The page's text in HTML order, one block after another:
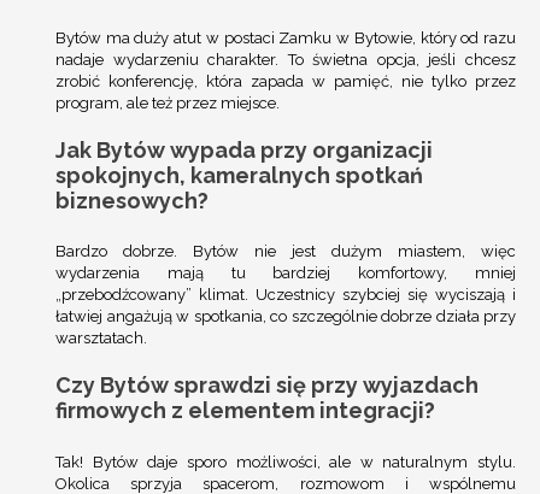
Bytów ma duży atut w postaci Zamku w Bytowie, który od razu
nadaje wydarzeniu charakter. To świetna opcja, jeśli chcesz
zrobić konferencję, która zapada w pamięć, nie tylko przez
program, ale też przez miejsce.
Jak Bytów wypada przy organizacji
spokojnych, kameralnych spotkań
biznesowych?
Bardzo dobrze. Bytów nie jest dużym miastem, więc
wydarzenia mają tu bardziej komfortowy, mniej
„przebodźcowany” klimat. Uczestnicy szybciej się wyciszają i
łatwiej angażują w spotkania, co szczególnie dobrze działa przy
warsztatach.
Czy Bytów sprawdzi się przy wyjazdach
firmowych z elementem integracji?
Tak! Bytów daje sporo możliwości, ale w naturalnym stylu.
Okolica sprzyja spacerom, rozmowom i wspólnemu